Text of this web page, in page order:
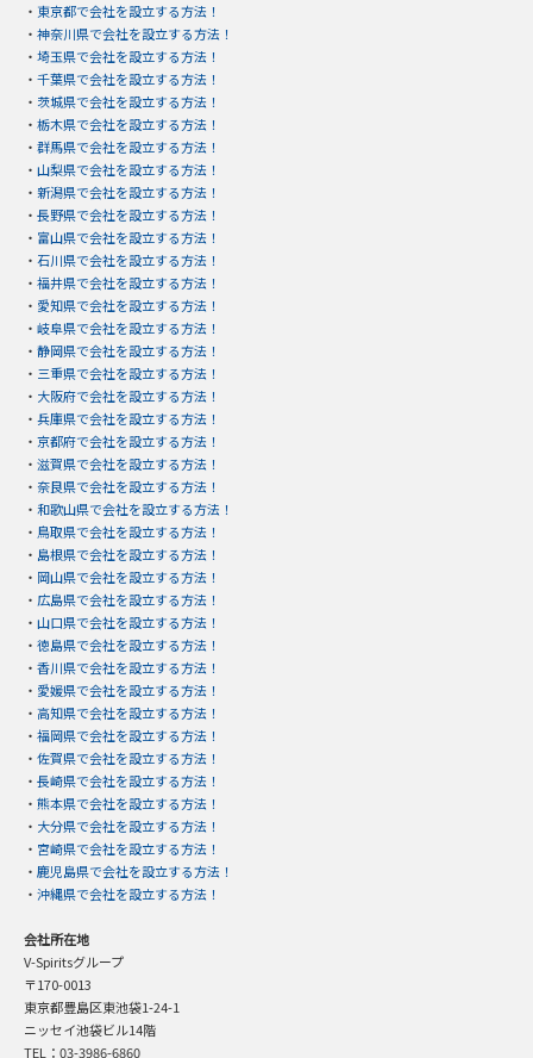
・ 東京都で会社を設立する方法！
・ 神奈川県で会社を設立する方法！
・ 埼玉県で会社を設立する方法！
・ 千葉県で会社を設立する方法！
・ 茨城県で会社を設立する方法！
・ 栃木県で会社を設立する方法！
・ 群馬県で会社を設立する方法！
・ 山梨県で会社を設立する方法！
・ 新潟県で会社を設立する方法！
・ 長野県で会社を設立する方法！
・ 富山県で会社を設立する方法！
・ 石川県で会社を設立する方法！
・ 福井県で会社を設立する方法！
・ 愛知県で会社を設立する方法！
・ 岐阜県で会社を設立する方法！
・ 静岡県で会社を設立する方法！
・ 三重県で会社を設立する方法！
・ 大阪府で会社を設立する方法！
・ 兵庫県で会社を設立する方法！
・ 京都府で会社を設立する方法！
・ 滋賀県で会社を設立する方法！
・ 奈良県で会社を設立する方法！
・ 和歌山県で会社を設立する方法！
・ 鳥取県で会社を設立する方法！
・ 島根県で会社を設立する方法！
・ 岡山県で会社を設立する方法！
・ 広島県で会社を設立する方法！
・ 山口県で会社を設立する方法！
・ 徳島県で会社を設立する方法！
・ 香川県で会社を設立する方法！
・ 愛媛県で会社を設立する方法！
・ 高知県で会社を設立する方法！
・ 福岡県で会社を設立する方法！
・ 佐賀県で会社を設立する方法！
・ 長崎県で会社を設立する方法！
・ 熊本県で会社を設立する方法！
・ 大分県で会社を設立する方法！
・ 宮崎県で会社を設立する方法！
・ 鹿児島県で会社を設立する方法！
・ 沖縄県で会社を設立する方法！
会社所在地
V-Spiritsグループ
〒170-0013
東京都豊島区東池袋1-24-1
ニッセイ池袋ビル14階
TEL：03-3986-6860